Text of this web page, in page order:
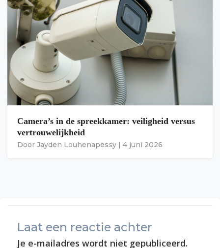
Camera’s in de spreekkamer: veiligheid versus
vertrouwelijkheid
Door Jayden Louhenapessy | 4 juni 2026
Laat een reactie achter
Je e-mailadres wordt niet gepubliceerd.